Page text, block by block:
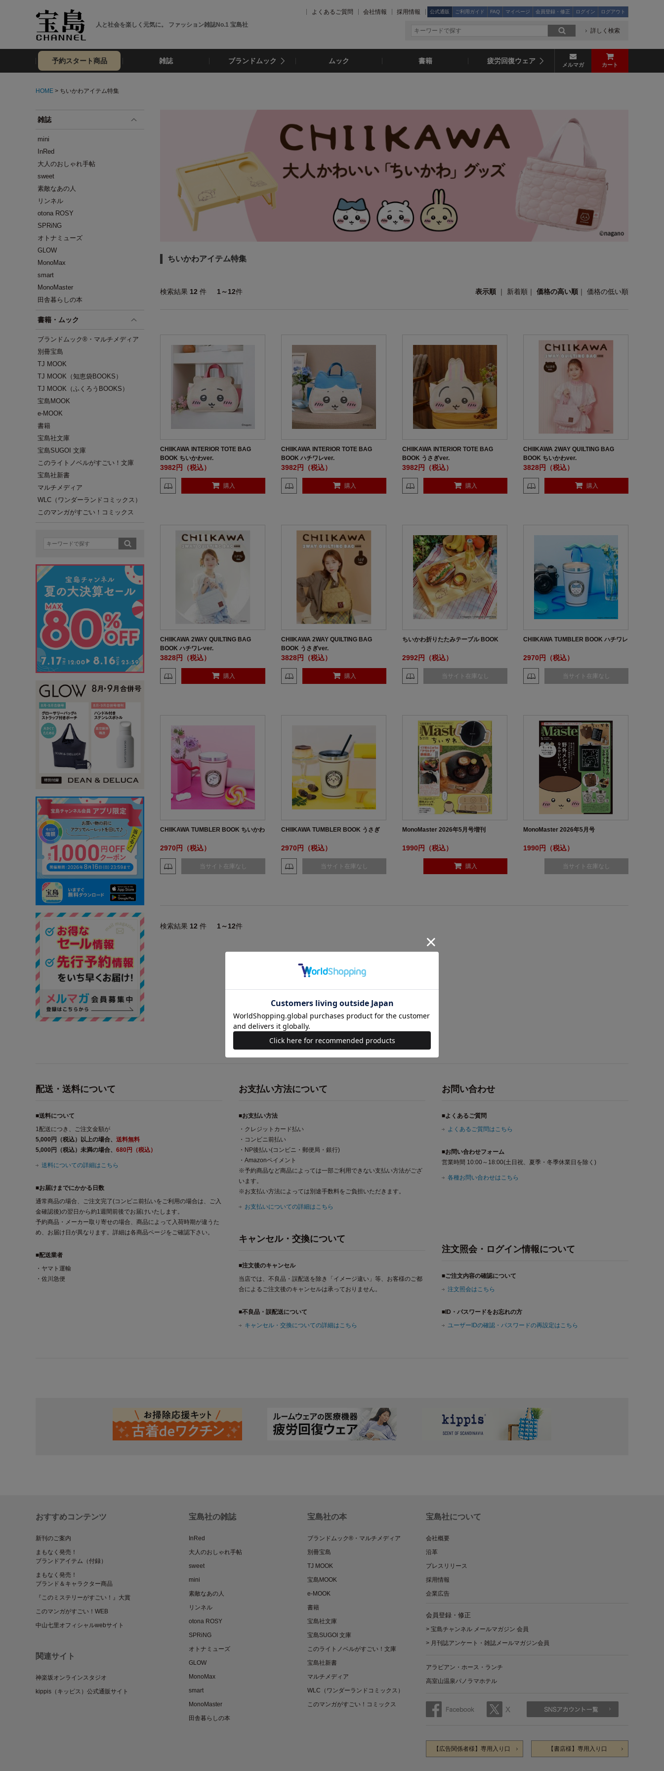
人と社会を楽しく元気に。 ファッション雑誌No.1 宝島社
よくあるご質問 会社情報 採用情報 公式通販 ご利用ガイド FAQ マイページ 会員登録・修正 ログイン ログアウト
詳しく検索
予約スタート商品 雑誌 ブランドムック ムック 書籍 疲労回復ウェア メルマガ カート
HOME > ちいかわアイテム特集
雑誌
mini
InRed
大人のおしゃれ手帖
sweet
素敵なあの人
リンネル
otona ROSY
SPRiNG
オトナミューズ
GLOW
MonoMax
smart
MonoMaster
田舎暮らしの本
書籍・ムック
ブランドムック®・マルチメディア
別冊宝島
TJ MOOK
TJ MOOK（知恵袋BOOKS）
TJ MOOK（ふくろうBOOKS）
宝島MOOK
e-MOOK
書籍
宝島社文庫
宝島SUGOI 文庫
このライトノベルがすごい！文庫
宝島社新書
マルチメディア
WLC（ワンダーランドコミックス）
このマンガがすごい！コミックス
ちいかわアイテム特集
検索結果 12 件 1～12件 表示順 ｜ 新着順 ｜ 価格の高い順 ｜ 価格の低い順
CHIIKAWA INTERIOR TOTE BAG
BOOK ちいかわver.
3982円（税込）
購入
CHIIKAWA INTERIOR TOTE BAG
BOOK ハチワレver.
3982円（税込）
購入
CHIIKAWA INTERIOR TOTE BAG
BOOK うさぎver.
3982円（税込）
購入
CHIIKAWA 2WAY QUILTING BAG
BOOK ちいかわver.
3828円（税込）
購入
CHIIKAWA 2WAY QUILTING BAG
BOOK ハチワレver.
3828円（税込）
購入
CHIIKAWA 2WAY QUILTING BAG
BOOK うさぎver.
3828円（税込）
購入
ちいかわ折りたたみテーブル BOOK
2992円（税込）
当サイト在庫なし
CHIIKAWA TUMBLER BOOK ハチワレ
2970円（税込）
当サイト在庫なし
CHIIKAWA TUMBLER BOOK ちいかわ
2970円（税込）
当サイト在庫なし
CHIIKAWA TUMBLER BOOK うさぎ
2970円（税込）
当サイト在庫なし
MonoMaster 2026年5月号増刊
1990円（税込）
購入
MonoMaster 2026年5月号
1990円（税込）
当サイト在庫なし
検索結果 12 件 1～12件
配送・送料について
■送料について
1配送につき、ご注文金額が
5,000円（税込）以上の場合、 送料無料
5,000円（税込）未満の場合、 680円（税込）
送料についての詳細はこちら
■お届けまでにかかる日数
通常商品の場合、ご注文完了(コンビニ前払いをご利用の場合は、ご入
金確認後)の翌日から約1週間前後でお届けいたします。
予約商品・メーカー取り寄せの場合、商品によって入荷時期が違うた
め、お届け日が異なります。詳細は各商品ページをご確認下さい。
■配送業者
・ヤマト運輸
・佐川急便
お支払い方法について
■お支払い方法
・クレジットカード払い
・コンビニ前払い
・NP後払い(コンビニ・郵便局・銀行)
・Amazonペイメント
※予約商品など商品によっては一部ご利用できない支払い方法がござ
います。
※お支払い方法によっては別途手数料をご負担いただきます。
お支払いについての詳細はこちら
キャンセル・交換について
■注文後のキャンセル
当店では、不良品・誤配送を除き「イメージ違い」等、お客様のご都
合によるご注文後のキャンセルは承っておりません。
■不良品・誤配送について
キャンセル・交換についての詳細はこちら
お問い合わせ
■よくあるご質問
よくあるご質問はこちら
■お問い合わせフォーム
営業時間 10:00～18:00(土日祝、夏季・冬季休業日を除く)
各種お問い合わせはこちら
注文照会・ログイン情報について
■ご注文内容の確認について
注文照会はこちら
■ID・パスワードをお忘れの方
ユーザーIDの確認・パスワードの再設定はこちら
おすすめコンテンツ
新刊のご案内
まもなく発売！
ブランドアイテム（付録）
まもなく発売！
ブランド＆キャラクター商品
『このミステリーがすごい！』大賞
このマンガがすごい！WEB
中山七里オフィシャルwebサイト
関連サイト
神楽坂オンラインスタジオ
kippis（キッピス）公式通販サイト
宝島社の雑誌
InRed
大人のおしゃれ手帖
sweet
mini
素敵なあの人
リンネル
otona ROSY
SPRiNG
オトナミューズ
GLOW
MonoMax
smart
MonoMaster
田舎暮らしの本
宝島社の本
ブランドムック®・マルチメディア
別冊宝島
TJ MOOK
宝島MOOK
e-MOOK
書籍
宝島社文庫
宝島SUGOI 文庫
このライトノベルがすごい！文庫
宝島社新書
マルチメディア
WLC（ワンダーランドコミックス）
このマンガがすごい！コミックス
宝島社について
会社概要
沿革
プレスリリース
採用情報
企業広告
会員登録・修正
> 宝島チャンネル メールマガジン 会員
> 月刊誌アンケート・雑誌メールマガジン会員
アラビアン・ホース・ランチ
高室山温泉パノラマホテル
【広告関係者様】専用入り口 【書店様】専用入り口